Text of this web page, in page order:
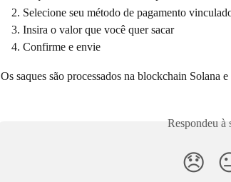
Selecione seu método de pagamento
Insira o valor que você quer sacar
Confirme e envie
Os saques são processados na blockchain Solana
Respondeu à
😞